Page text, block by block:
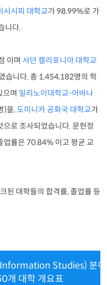
시시피 대학교가 98.99%로 가
니다.
이며 서던 캘리포니아 대학교
습니다. 총 1,454,182명의 학
으며 일리노이대학교-어바나
)을, 도미니카 공화국 대학교가
로 조사되었습니다. 문헌정
업률은 70.84% 이고 평균 교
된 대학들의 합격률, 졸업률 등
Studies) 분야
개 대학 개요표